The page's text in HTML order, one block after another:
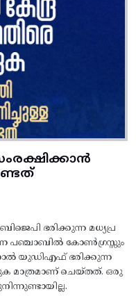
ഭരിക്കുന്ന മധ്യപ്ര
പഞ്ചാബിൽ കോൺഗ്രസ്സും
യുഡിഎഫ് ഭരിക്കുന്ന
മാത്രമാണ് ചെയ്തത്. ഒരു